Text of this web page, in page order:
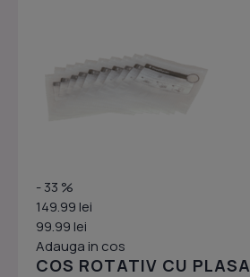
- 33 %
149.99 lei
99.99 lei
Adauga in cos
COS ROTATIV CU PLASA